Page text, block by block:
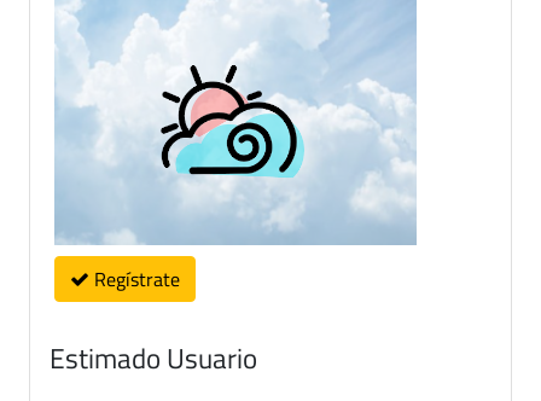
Regístrate
Estimado Usuario